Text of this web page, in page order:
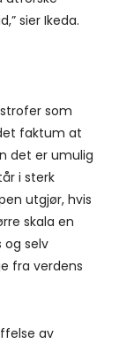
sier Ikeda.
som
faktum at
det er umulig
i sterk
utgjør, hvis
skala en
selv
fra verdens
av